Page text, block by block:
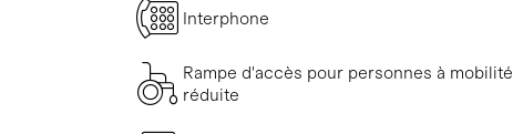
Interphone
Rampe d'accès pour personnes à mobilité
réduite